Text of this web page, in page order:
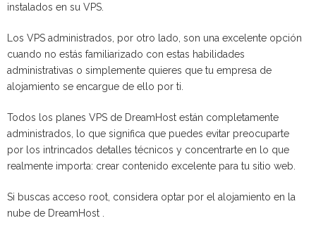
instalados en su VPS.
Los VPS administrados, por otro lado, son una excelente opción
cuando no estás familiarizado con estas habilidades
administrativas o simplemente quieres que tu empresa de
alojamiento se encargue de ello por ti.
Todos los planes VPS de DreamHost están completamente
administrados, lo que significa que puedes evitar preocuparte
por los intrincados detalles técnicos y concentrarte en lo que
realmente importa: crear contenido excelente para tu sitio web.
Si buscas acceso root, considera optar por el alojamiento en la
nube de DreamHost .